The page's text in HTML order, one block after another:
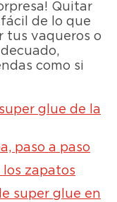
Quitar
de lo que
tus vaqueros o
como si
glue de la
paso a paso
zapatos
super glue en